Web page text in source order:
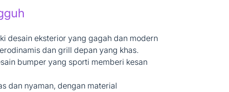
desain eksterior yang gagah dan modern
dan grill depan yang khas.
bumper yang sporti memberi kesan
dan nyaman, dengan material